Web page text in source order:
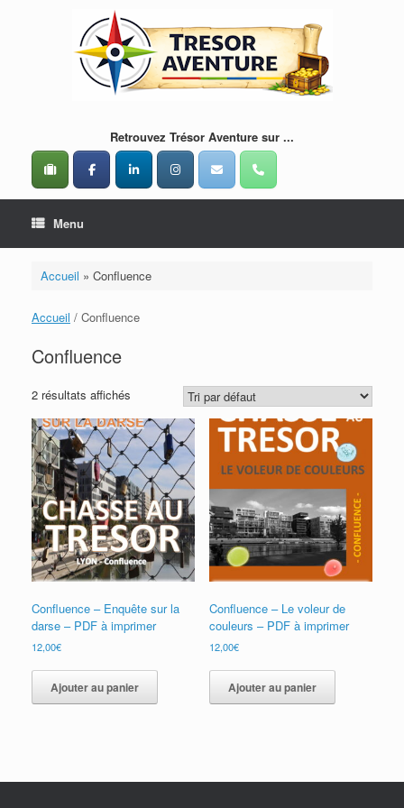
Retrouvez Trésor Aventure sur ...
Menu
Accueil » Confluence
Accueil / Confluence
Confluence
2 résultats affichés
Confluence – Enquête sur la
darse – PDF à imprimer
12,00€
Ajouter au panier
Confluence – Le voleur de
couleurs – PDF à imprimer
12,00€
Ajouter au panier